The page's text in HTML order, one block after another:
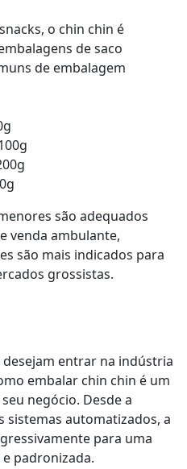
o chin chin é
de saco
de embalagem
são adequados
venda ambulante,
são mais indicados para
grossistas.
entrar na indústria
embalar chin chin é um
negócio. Desde a
sistemas automatizados, a
para uma
padronizada.